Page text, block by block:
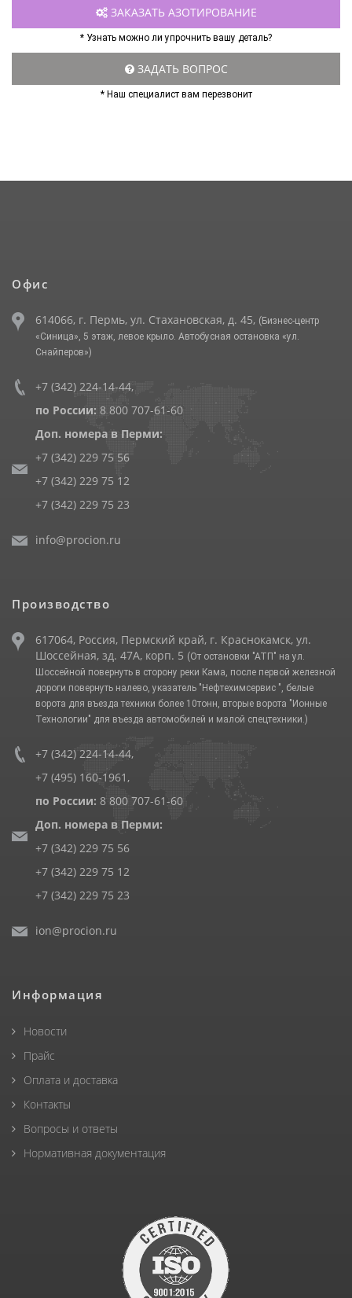
ЗАКАЗАТЬ АЗОТИРОВАНИЕ
* Узнать можно ли упрочнить вашу деталь?
ЗАДАТЬ ВОПРОС
* Наш специалист вам перезвонит
Офис
614066, г. Пермь, ул. Стахановская, д. 45, (Бизнес-центр
«Синица», 5 этаж, левое крыло. Автобусная остановка «ул.
Снайперов»)
+7 (342) 224-14-44,
по России: 8 800 707-61-60
Доп. номера в Перми:
+7 (342) 229 75 56
+7 (342) 229 75 12
+7 (342) 229 75 23
info@procion.ru
Производство
617064, Россия, Пермский край, г. Краснокамск, ул.
Шоссейная, зд. 47А, корп. 5 (От остановки "АТП" на ул.
Шоссейной повернуть в сторону реки Кама, после первой железной
дороги повернуть налево, указатель "Нефтехимсервис ", белые
ворота для въезда техники более 10тонн, вторые ворота "Ионные
Технологии" для въезда автомобилей и малой спецтехники.)
+7 (342) 224-14-44,
+7 (495) 160-1961 ,
по России: 8 800 707-61-60
Доп. номера в Перми:
+7 (342) 229 75 56
+7 (342) 229 75 12
+7 (342) 229 75 23
ion@procion.ru
Информация
Новости
Прайс
Оплата и доставка
Контакты
Вопросы и ответы
Нормативная документация